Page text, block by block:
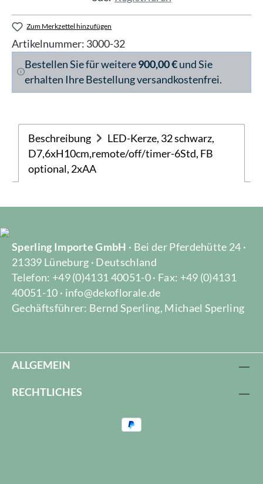
Zum Merkzettel hinzufügen
Artikelnummer: 3000-32
Bestellen Sie für weitere900,00 €und Sie
erhalten Ihre Bestellung versandkostenfrei.
Beschreibung
LED-Kerze, 32 schwarz,
D7,6xH10cm,remote/off/timer-6Std, FB
optional, 2xAA
Sperling Importe GmbH · Bei der Pferdehütte 24 ·
21339 Lüneburg · Deutschland
Telefon: +49 (0)4131 40051-0 · Fax: +49 (0)4131
40051-10 · info@dekoflorale.de
Gechäftsführer: Bernd Sperling, Michael Sperling
ALLGEMEIN
RECHTLICHES